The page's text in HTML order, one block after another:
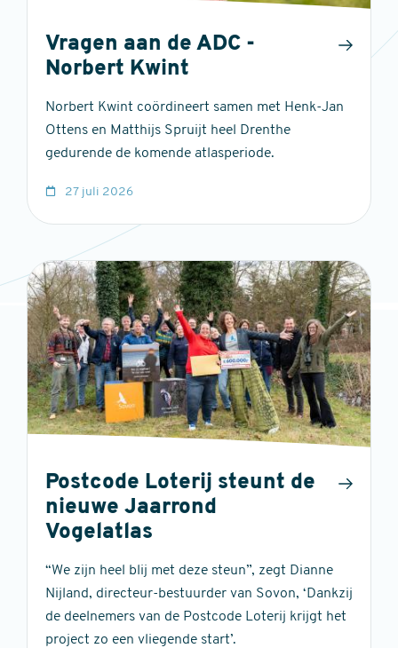
Vragen aan de ADC -
Norbert Kwint
Norbert Kwint coördineert samen met Henk-Jan
Ottens en Matthijs Spruijt heel Drenthe
gedurende de komende atlasperiode.
27 juli 2026
Postcode Loterij steunt de
nieuwe Jaarrond
Vogelatlas
“We zijn heel blij met deze steun”, zegt Dianne
Nijland, directeur-bestuurder van Sovon, ‘Dankzij
de deelnemers van de Postcode Loterij krijgt het
project zo een vliegende start’.